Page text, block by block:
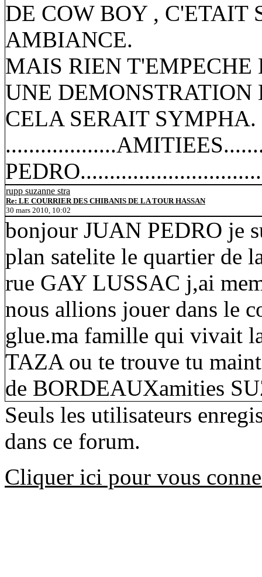
DE COW BOY , C'ETAIT
AMBIANCE.
MAIS RIEN
UNE DEMONSTRATION
CELA SERAIT SYMPHA.
rupp suzanne stra
Re: LE COURRIER DES CHIBANIS DE LA TOUR HASSAN
30 mars 2010, 10:02
bonjour JUAN PEDRO je
plan satelite le quartier de
rue GAY LUSSAC j,ai
nous allions jouer dans le
glue.ma famille qui vivait
TAZA ou te trouve tu
de BORDEAUXamities
Seuls les utilisateurs
dans ce forum.
Cliquer ici pour vous